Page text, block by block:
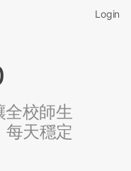
Login
全校師生
每天穩定